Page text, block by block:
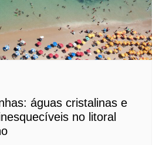
águas cristalinas e
no litoral